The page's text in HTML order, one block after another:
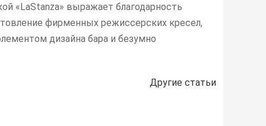
«LaStanza» выражает благодарность
фирменных режиссерских кресел,
дизайна бара и безумно
Другие статьи